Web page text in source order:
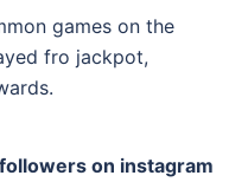
games on the
fro jackpot,
on instagram